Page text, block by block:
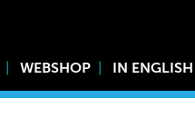
WEBSHOP IN ENGLISH